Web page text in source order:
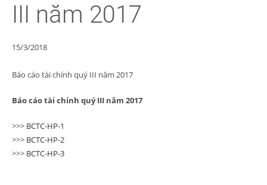
III năm 2017
15/3/2018
Báo cáo tài chính quý III năm 2017
Báo cáo tài chính quý III năm 2017
>>> BCTC-HP-1
>>> BCTC-HP-2
>>> BCTC-HP-3